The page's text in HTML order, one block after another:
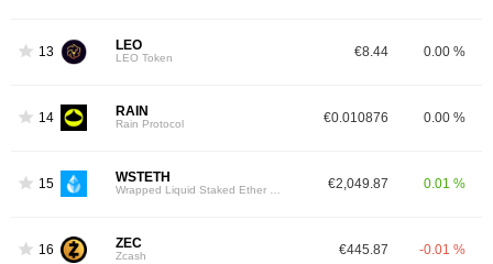
13 LEO
LEO Token €8.44 0.00 %
14 RAIN
Rain Protocol €0.010876 0.00 %
15 WSTETH €2,049.87 0.01 %
16 ZEC
Zcash €445.87 -0.01 %